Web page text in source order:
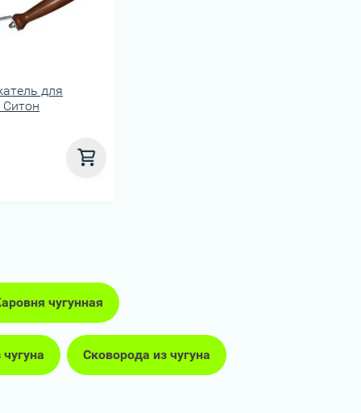
для
чугунная
Сковорода из чугуна